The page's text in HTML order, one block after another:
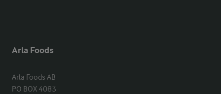
Arla Foods
Arla Foods AB
PO BOX 4083